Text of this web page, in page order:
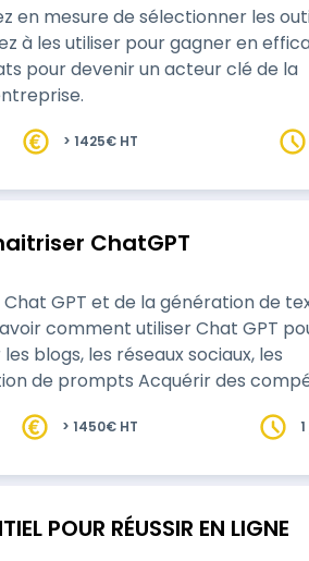
à les utiliser pour gagner en
pour devenir un acteur clé de la
> 1425€ HT
ChatGPT
GPT et de la génération de
blogs, les réseaux sociaux, les
dans les processus de création de
> 1450€ HT
POUR RÉUSSIR EN LIGNE